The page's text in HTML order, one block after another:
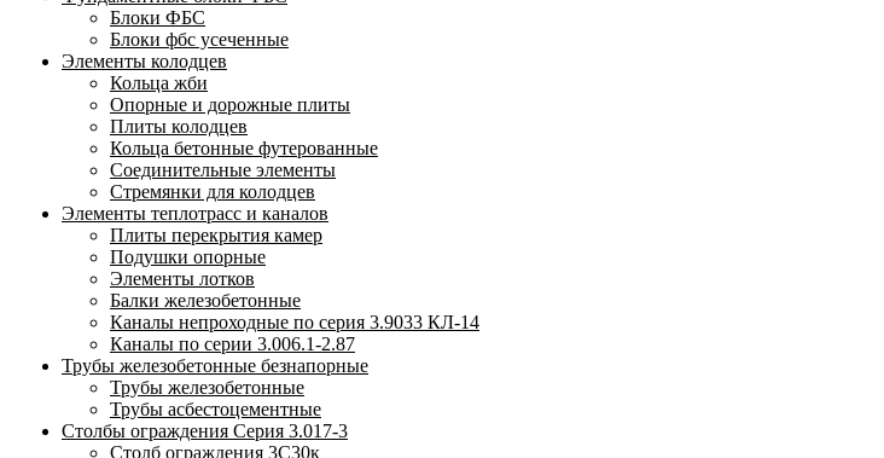
Блоки ФБС
Блоки фбс усеченные
Элементы колодцев
Кольца жби
Опорные и дорожные плиты
Плиты колодцев
Кольца бетонные футерованные
Соединительные элементы
Стремянки для колодцев
Элементы теплотрасс и каналов
Плиты перекрытия камер
Подушки опорные
Элементы лотков
Балки железобетонные
Каналы непроходные по серия 3.9033 КЛ-14
Каналы по серии 3.006.1-2.87
Трубы железобетонные безнапорные
Трубы железобетонные
Трубы асбестоцементные
Столбы ограждения Серия 3.017-3
Столб ограждения 3С30к